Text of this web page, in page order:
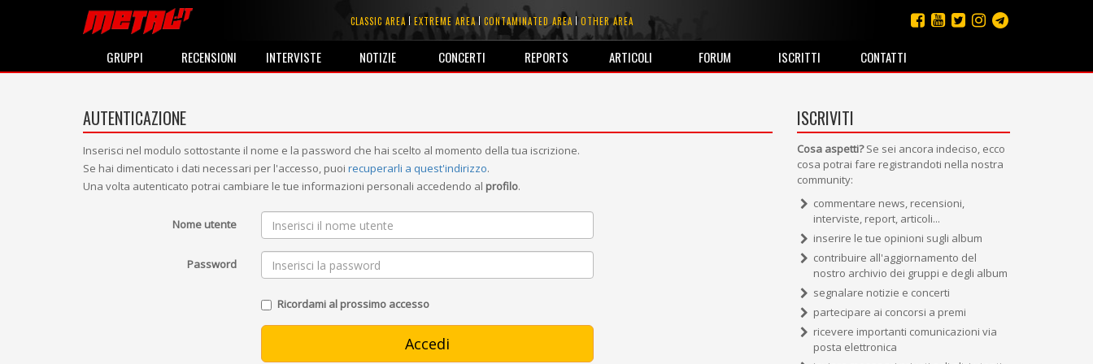
CLASSIC AREA EXTREME AREA CONTAMINATED AREA OTHER AREA
GRUPPI RECENSIONI INTERVISTE NOTIZIE CONCERTI REPORTS ARTICOLI FORUM ISCRITTI CONTATTI
AUTENTICAZIONE
Inserisci nel modulo sottostante il nome e la password che hai scelto al momento della tua iscrizione.
Se hai dimenticato i dati necessari per l'accesso, puoi recuperarli a quest'indirizzo.
Una volta autenticato potrai cambiare le tue informazioni personali accedendo al profilo.
Nome utente
Password
Ricordami al prossimo accesso
ISCRIVITI
Cosa aspetti?Se sei ancora indeciso, ecco
cosa potrai fare registrandoti nella nostra
community:
commentare news, recensioni,
interviste, report, articoli...
inserire le tue opinioni sugli album
contribuire all'aggiornamento del
nostro archivio dei gruppi e degli album
segnalare notizie e concerti
partecipare ai concorsi a premi
ricevere importanti comunicazioni via
posta elettronica